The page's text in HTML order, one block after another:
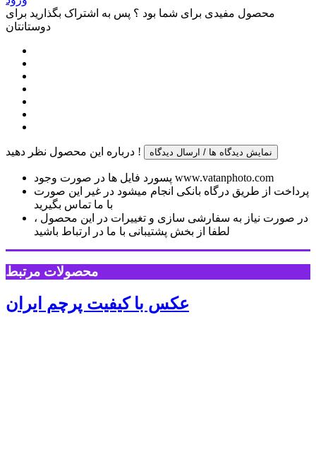
محصول مفیدی برای شما بود ؟ پس به اشتراک بگذارید برای
دوستانتان
درباره این محصول نظر دهید ! نمایش دیدگاه ها / ارسال دیدگاه
پسورد فایل ها در صورت وجود www.vatanphoto.com
پرداخت از طریق درگاه بانکی انجام میشود در غیر این صورت
با ما تماس بگیرید
در صورت نیاز به سفارشی سازی و تغییرات در این محصول ،
لطفا از بخش پشتیبانی با ما در ارتباط باشید
محصولات مرتبط
عکس با کیفیت پرچم ایران